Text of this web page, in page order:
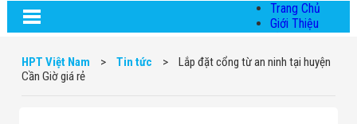
Trang Chủ
Giới Thiệu
Nam
Hội Đồng Quản
HPT Việt Nam > Tin tức >
Lắp đặt cổng từ an ninh tại huyện
Cần Giờ giá rẻ